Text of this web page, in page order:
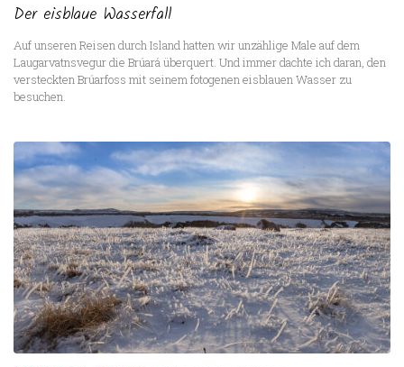
Der eisblaue Wasserfall
Auf unseren Reisen durch Island hatten wir unzählige Male auf dem
Laugarvatnsvegur die Brúará überquert. Und immer dachte ich daran, den
versteckten Brúarfoss mit seinem fotogenen eisblauen Wasser zu
besuchen.